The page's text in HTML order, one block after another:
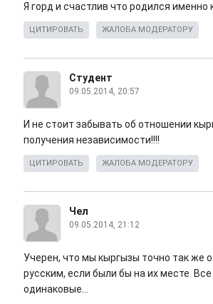
Я горд и счастлив что родился именно
ЦИТИРОВАТЬ ЖАЛОБА МОДЕРАТОРУ
Студент
09.05.2014, 20:57
И не стоит забывать об отношении
получения независимости!!!!
ЦИТИРОВАТЬ ЖАЛОБА МОДЕРАТОРУ
Чел
09.05.2014, 21:12
Учерен, что мы кыргызы точно так же
русским, если были бы на их месте.
одинаковые...